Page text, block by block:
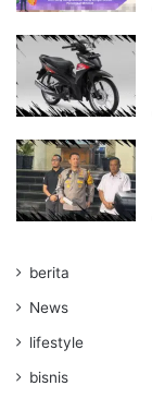
berita
News
lifestyle
bisnis